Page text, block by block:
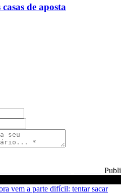
de aposta
vem a parte difícil: tentar sacar